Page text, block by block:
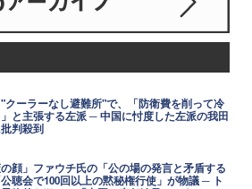
"クーラーなし避難所"で、「防衛費を削って冷
と主張する左派 ─ 中国に忖度した左派の我田
判殺到
の顔」ファウチ氏の「公の場の発言と矛盾する
聴会で100回以上の黙秘権行使」が物議 ─ ト